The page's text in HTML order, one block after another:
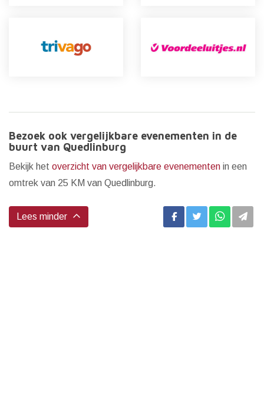
Bezoek ook vergelijkbare evenementen in de
buurt van Quedlinburg
Bekijk het overzicht van vergelijkbare evenementen in een
omtrek van 25 KM van Quedlinburg.
Lees minder